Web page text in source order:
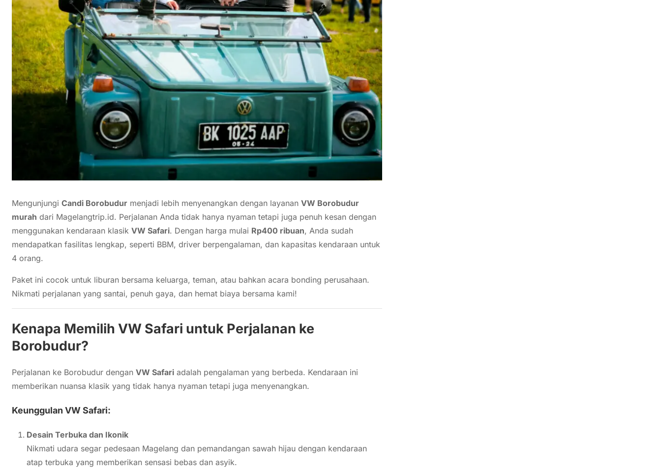
Mengunjungi Candi Borobudur menjadi lebih menyenangkan dengan layanan VW Borobudur
murah dari Magelangtrip.id. Perjalanan Anda tidak hanya nyaman tetapi juga penuh kesan dengan
menggunakan kendaraan klasik VW Safari. Dengan harga mulai Rp400 ribuan, Anda sudah
mendapatkan fasilitas lengkap, seperti BBM, driver berpengalaman, dan kapasitas kendaraan untuk
4 orang.
Paket ini cocok untuk liburan bersama keluarga, teman, atau bahkan acara bonding perusahaan.
Nikmati perjalanan yang santai, penuh gaya, dan hemat biaya bersama kami!
Kenapa Memilih VW Safari untuk Perjalanan ke
Borobudur?
Perjalanan ke Borobudur dengan VW Safari adalah pengalaman yang berbeda. Kendaraan ini
memberikan nuansa klasik yang tidak hanya nyaman tetapi juga menyenangkan.
Keunggulan VW Safari:
Desain Terbuka dan Ikonik
Nikmati udara segar pedesaan Magelang dan pemandangan sawah hijau dengan kendaraan
atap terbuka yang memberikan sensasi bebas dan asyik.